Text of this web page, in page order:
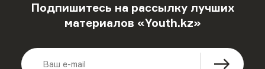
Подпишитесь на рассылку лучших
материалов «Youth.kz»